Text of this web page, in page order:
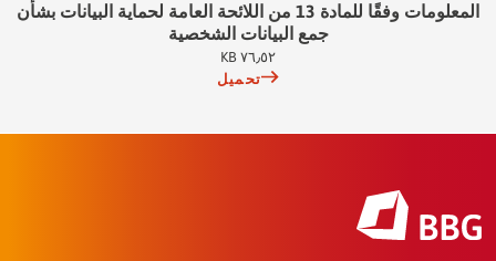
المعلومات وفقًا للمادة 13 من اللائحة العامة لحماية البيانات بشأن
جمع البيانات الشخصية
٧٦٫٥٢ KB
تحميل